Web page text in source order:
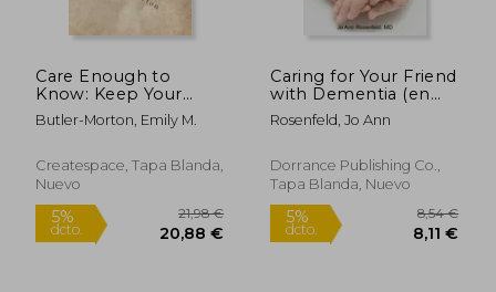
dcto.
Care Enough to
Know: Keep Your
Parents Safe (en
Inglés)
Butler-Morton, Emily M.
Createspace, Tapa Blanda,
Nuevo
Caring for Your Friend
with Dementia (en
Inglés)
Rosenfeld, Jo Ann
Dorrance Publishing Co.,
Tapa Blanda, Nuevo